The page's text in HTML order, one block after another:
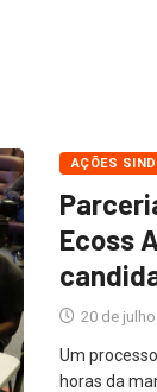
AÇÕES
Ecoss
20 de
Um
horas da